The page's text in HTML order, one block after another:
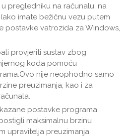
pregledniku na računalu, na
imate bežičnu vezu putem
postavke vatrozida za Windows,
provjeriti sustav zbog
koda pomoću
nije neophodno samo
preuzimanja, kao i za
postavke programa
maksimalnu brzinu
upravitelja preuzimanja.